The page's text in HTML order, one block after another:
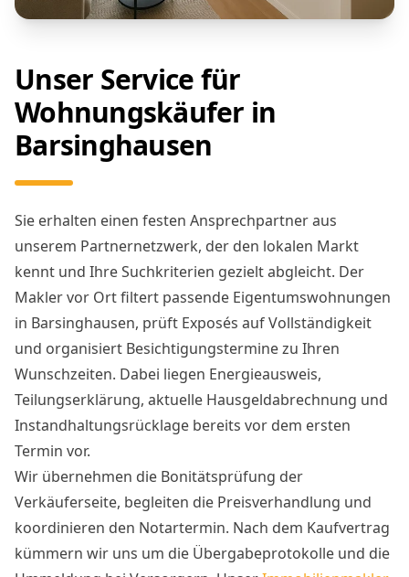
Unser Service für
Wohnungskäufer in
Barsinghausen
Sie erhalten einen festen Ansprechpartner aus
unserem Partnernetzwerk, der den lokalen Markt
kennt und Ihre Suchkriterien gezielt abgleicht. Der
Makler vor Ort filtert passende Eigentumswohnungen
in Barsinghausen, prüft Exposés auf Vollständigkeit
und organisiert Besichtigungstermine zu Ihren
Wunschzeiten. Dabei liegen Energieausweis,
Teilungserklärung, aktuelle Hausgeldabrechnung und
Instandhaltungsrücklage bereits vor dem ersten
Termin vor.
Wir übernehmen die Bonitätsprüfung der
Verkäuferseite, begleiten die Preisverhandlung und
koordinieren den Notartermin. Nach dem Kaufvertrag
kümmern wir uns um die Übergabeprotokolle und die